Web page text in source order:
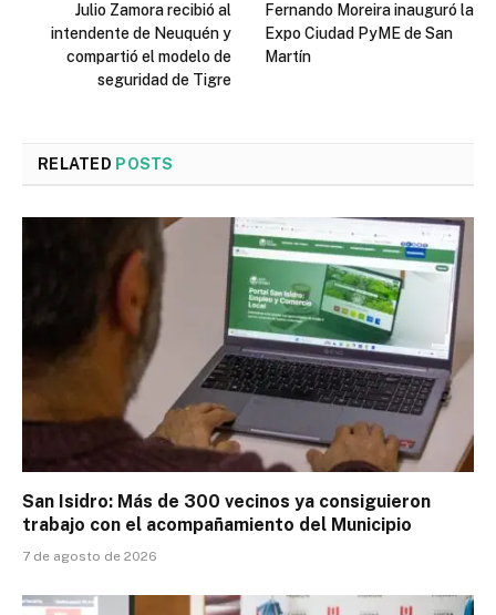
Julio Zamora recibió al
intendente de Neuquén y
compartió el modelo de
seguridad de Tigre
Fernando Moreira inauguró la
Expo Ciudad PyME de San
Martín
RELATED POSTS
San Isidro: Más de 300 vecinos ya consiguieron
trabajo con el acompañamiento del Municipio
7 de agosto de 2026